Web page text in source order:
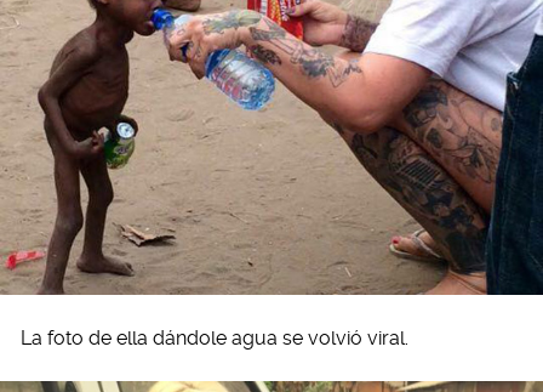
La foto de ella dándole agua se volvió viral.